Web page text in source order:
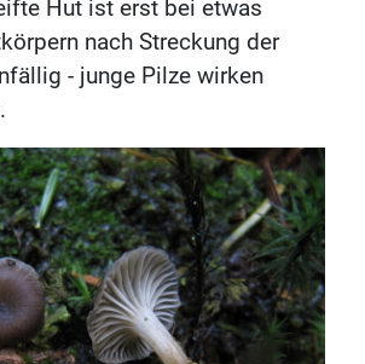
Hut ist erst bei etwas
nach Streckung der
- junge Pilze wirken